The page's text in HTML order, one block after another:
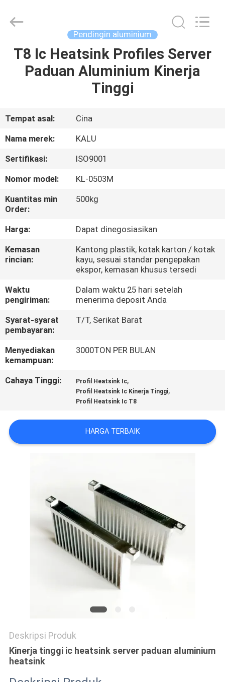
RUMAH
TAMPILAN
VR
TENTANG
KAMI
TUR
PABRIK
KONTROL
KUALITAS
HUBUNGI
KAMI
BERITA
PERMINTAAN
SITEMAP
POLICY
Rights
Pendingin aluminium
T8 Ic Heatsink Profiles Server
Paduan Aluminium Kinerja
Tinggi
Tempat asal:
Cina
Nama merek:
KALU
Sertifikasi:
ISO9001
Nomor model:
KL-0503M
Kuantitas min
Order:
500kg
Harga:
Dapat dinegosiasikan
Kemasan
rincian:
Kantong plastik, kotak karton / kotak
kayu, sesuai standar pengepakan
ekspor, kemasan khusus tersedi
Waktu
pengiriman:
Dalam waktu 25 hari setelah
menerima deposit Anda
Syarat-syarat
pembayaran:
T/T, Serikat Barat
Menyediakan
kemampuan:
3000TON PER BULAN
Cahaya Tinggi: Profil Heatsink Ic,
Profil Heatsink Ic Kinerja Tinggi,
Profil Heatsink Ic T8
HARGA TERBAIK
Deskripsi Produk
Kinerja tinggi ic heatsink server paduan aluminium
heatsink